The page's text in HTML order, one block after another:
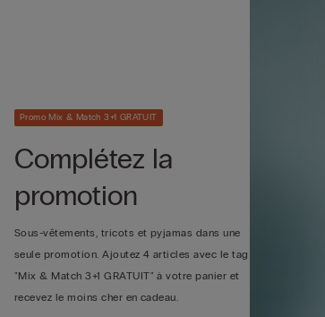
Promo Mix & Match 3+1 GRATUIT
Complétez la
promotion
Sous-vêtements, tricots et pyjamas dans une
seule promotion. Ajoutez 4 articles avec le tag
"Mix & Match 3+1 GRATUIT" à votre panier et
recevez le moins cher en cadeau.